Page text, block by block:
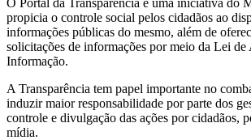
propicia o controle social pelos cidadãos ao
informações públicas do mesmo, além de
solicitações de informações por meio da Lei de
Informação.
A Transparência tem papel importante no
induzir maior responsabilidade por parte dos
controle e divulgação das ações por cidadãos,
mídia.